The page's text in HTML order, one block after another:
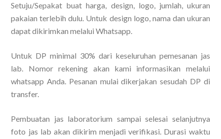
Setuju/Sepakat buat harga, design, logo, jumlah, ukuran
pakaian terlebih dulu. Untuk design logo, nama dan ukuran
dapat dikirimkan melalui Whatsapp.
Untuk DP minimal 30% dari keseluruhan pemesanan jas
lab. Nomor rekening akan kami informasikan melalui
whatsapp Anda. Pesanan mulai dikerjakan sesudah DP di
transfer.
Pembuatan jas laboratorium sampai selesai selanjutnya
foto jas lab akan dikirim menjadi verifikasi. Durasi waktu